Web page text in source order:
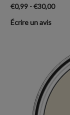
€0,99 - €30,00
Écrire un avis